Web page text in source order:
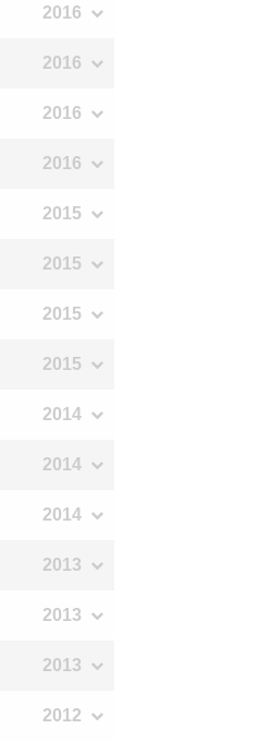
2016
2016
2016
2016
2015
2015
2015
2015
2014
2014
2014
2013
2013
2013
2012